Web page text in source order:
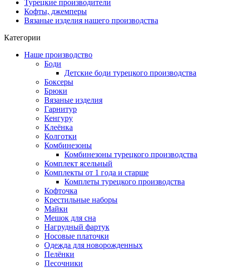
Турецкие производители
Кофты, джемперы
Вязаные изделия нашего производства
Категории
Наше производство
Боди
Детские боди турецкого производства
Боксеры
Брюки
Вязаные изделия
Гарнитур
Кенгуру
Клеёнка
Колготки
Комбинезоны
Комбинезоны турецкого производства
Комплект ясельный
Комплекты от 1 года и старше
Комплеты турецкого производства
Кофточка
Крестильные наборы
Майки
Мешок для сна
Нагрудный фартук
Носовые платочки
Одежда для новорожденных
Пелёнки
Песочники